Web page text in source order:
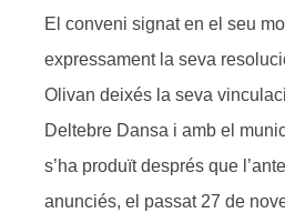
El conveni signat en el seu
expressament la seva
Olivan deixés la seva
Deltebre Dansa i amb el
s’ha produït després que
anunciés, el passat 27 de